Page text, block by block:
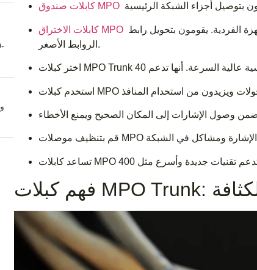
كابلات صندوق MPO
كابلات الاختراق MPO
الروابط الأصغر.